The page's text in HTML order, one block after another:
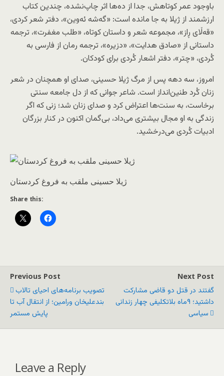
باوجود عمر کوتاهش، جدا از ده‌ها اثر چاپ‌نشده، چندین کتاب
ارزشمند از ژیلا به جا مانده است: «گه‌شه ئه‌وین»، دفتر شعر کردی،
«قەڵای ڕاز»، مجموعه شعر و داستان کوتاه، «طلب مغفرت»، ترجمه
داستانی از «صادق هدایت»، «دزیره»، ترجمه رمان از فارسی به
کُردی، «چتر»، دفتر اشعار کُردی برای کودکان.
امروز، سه دهه پس از مرگ ژیلا حسینی، صدای او همچنان در شعر
زنان کُرد طنین‌انداز است. شاعر جوانی که از دل جامعه سنتی
برخاست، به سنت‌ها اعتراض کرد و صدای زنان شد؛ زنی که اگر
زندگی به او مجال بیشتری می‌داد، بی‌گمان اکنون در کنار بزرگان
ادبیات کُردی می‌درخشید.
ژیلا حسینی ملقب به فروغ کردستان
Share this:
Previous Post
تصویب برنامه‌های احیای تالاب
بندعلیخان ورامین؛ از انتقال آب تا
پایش مستمر
Next Post
گفتند در قتل دو قاضی مشارکت
داشتید؛ ۹ماه بلاتکلیفی چهار زندانی
سیاسی
Leave a Reply